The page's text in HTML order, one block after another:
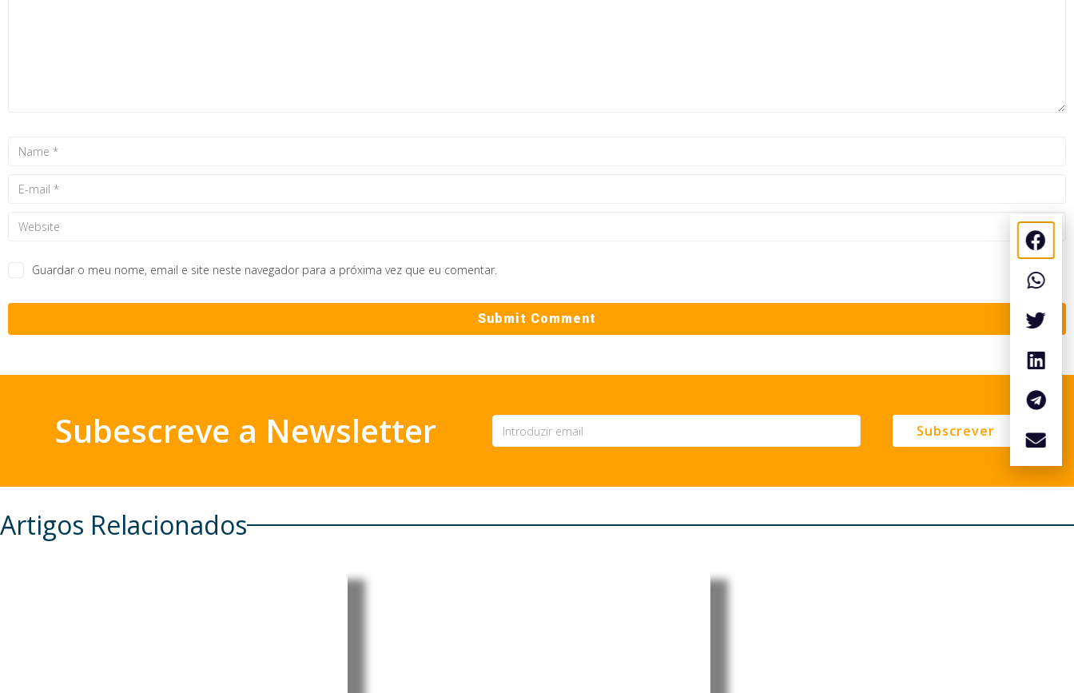
Guardar o meu nome, email e site neste navegador para a próxima vez que eu comentar.
Subescreve a Newsletter Subscrever
Artigos Relacionados